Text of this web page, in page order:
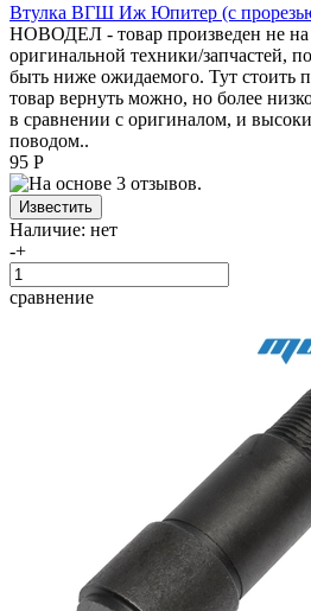
Втулка ВГШ Иж Юпитер (с
НОВОДЕЛ - товар произведен не на
оригинальной техники/запчастей,
быть ниже ожидаемого. Тут стоить
товар вернуть можно, но более
в сравнении с оригиналом, и
поводом..
95 Р
Наличие: нет
-+
сравнение